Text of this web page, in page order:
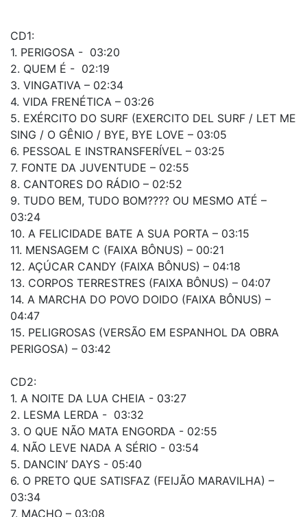
CD1:
1. PERIGOSA - 03:20
2. QUEM É - 02:19
3. VINGATIVA – 02:34
4. VIDA FRENÉTICA – 03:26
5. EXÉRCITO DO SURF (EXERCITO DEL SURF / LET ME
SING / O GÊNIO / BYE, BYE LOVE – 03:05
6. PESSOAL E INSTRANSFERÍVEL – 03:25
7. FONTE DA JUVENTUDE – 02:55
8. CANTORES DO RÁDIO – 02:52
9. TUDO BEM, TUDO BOM???? OU MESMO ATÉ –
03:24
10. A FELICIDADE BATE A SUA PORTA – 03:15
11. MENSAGEM C (FAIXA BÔNUS) – 00:21
12. AÇÚCAR CANDY (FAIXA BÔNUS) – 04:18
13. CORPOS TERRESTRES (FAIXA BÔNUS) – 04:07
14. A MARCHA DO POVO DOIDO (FAIXA BÔNUS) –
04:47
15. PELIGROSAS (VERSÃO EM ESPANHOL DA OBRA
PERIGOSA) – 03:42
CD2:
1. A NOITE DA LUA CHEIA - 03:27
2. LESMA LERDA - 03:32
3. O QUE NÃO MATA ENGORDA - 02:55
4. NÃO LEVE NADA A SÉRIO - 03:54
5. DANCIN’ DAYS - 05:40
6. O PRETO QUE SATISFAZ (FEIJÃO MARAVILHA) –
03:34
7. MACHO – 03:08